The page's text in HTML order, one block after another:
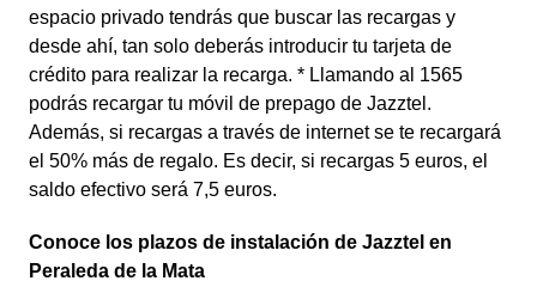
espacio privado tendrás que buscar las recargas y
desde ahí, tan solo deberás introducir tu tarjeta de
crédito para realizar la recarga. * Llamando al 1565
podrás recargar tu móvil de prepago de Jazztel.
Además, si recargas a través de internet se te recargará
el 50% más de regalo. Es decir, si recargas 5 euros, el
saldo efectivo será 7,5 euros.
Conoce los plazos de instalación de Jazztel en
Peraleda de la Mata